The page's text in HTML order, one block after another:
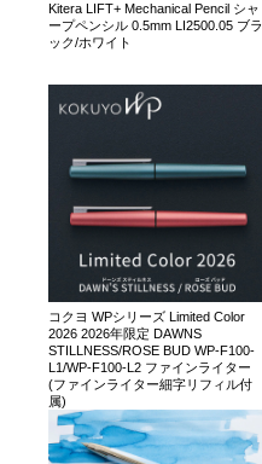
Kitera LIFT+ Mechanical Pencil シャ
ープペンシル 0.5mm LI2500.05 ブラ
ック/ホワイト
コクヨ WPシリーズ Limited Color
2026 2026年限定 DAWNS
STILLNESS/ROSE BUD WP-F100-
L1/WP-F100-L2 ファインライター
(ファインライター細字リフィル付
属)